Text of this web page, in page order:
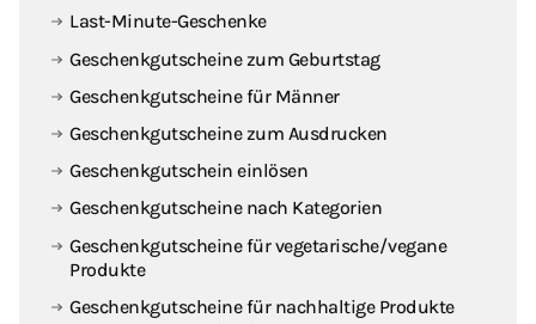
Last-Minute-Geschenke
Geschenkgutscheine zum Geburtstag
Geschenkgutscheine für Männer
Geschenkgutscheine zum Ausdrucken
Geschenkgutschein einlösen
Geschenkgutscheine nach Kategorien
Geschenkgutscheine für vegetarische / vegane
Produkte
Geschenkgutscheine für nachhaltige Produkte